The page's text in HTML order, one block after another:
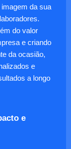
da sua
do valor
e criando
da ocasião,
e
a longo
e